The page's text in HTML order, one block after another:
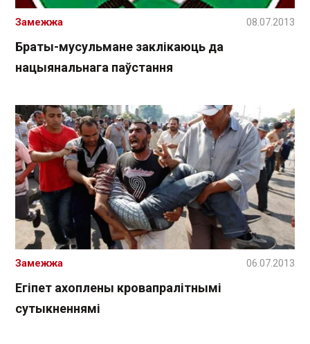
Браты-мусульмане заклікаюць да
нацыянальнага паўстання
Замежжа 08.07.2013
Егіпет ахоплены кровапралітнымі
сутыкненнямі
Замежжа 06.07.2013